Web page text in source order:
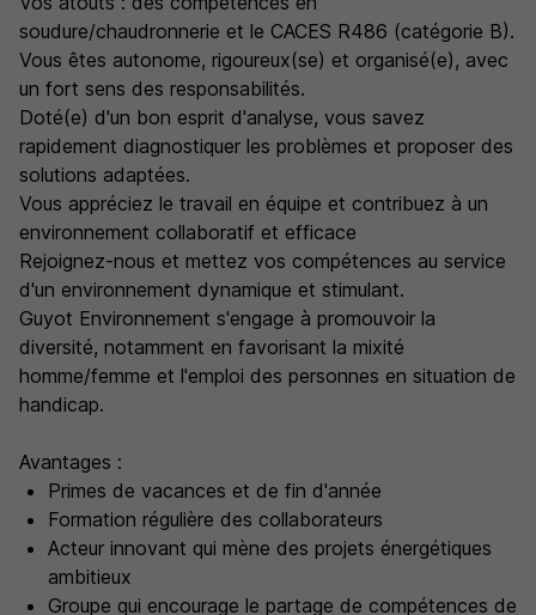
soudure/chaudronnerie et le CACES R486 (catégorie B).
Vous êtes autonome, rigoureux(se) et organisé(e), avec
un fort sens des responsabilités.
Doté(e) d'un bon esprit d'analyse, vous savez
rapidement diagnostiquer les problèmes et proposer des
solutions adaptées.
Vous appréciez le travail en équipe et contribuez à un
environnement collaboratif et efficace
Rejoignez-nous et mettez vos compétences au service
d'un environnement dynamique et stimulant.
Guyot Environnement s'engage à promouvoir la
diversité, notamment en favorisant la mixité
homme/femme et l'emploi des personnes en situation de
handicap.
Avantages :
Primes de vacances et de fin d'année
Formation régulière des collaborateurs
Acteur innovant qui mène des projets énergétiques
ambitieux
Groupe qui encourage le partage de compétences de